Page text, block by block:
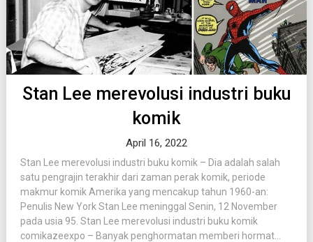
Stan Lee merevolusi industri buku
komik
April 16, 2022
Stan Lee merevolusi industri buku komik – Dia adalah salah
satu pengrajin terakhir dari zaman perak komik, periode
makmur komik Amerika yang mencakup tahun 1960-an:
Penulis New York Stan Lee meninggal Senin, 12 November
pada usia 95. Stan Lee merevolusi industri buku komik
comikazeexpo – Banyak penghormatan memberi hormat...